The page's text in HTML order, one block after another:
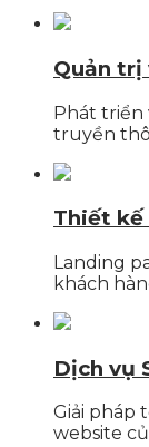
Quản trị
Phát triển
truyền
Thiết kế
Landing
khách
Dịch vụ
Giải pháp
website